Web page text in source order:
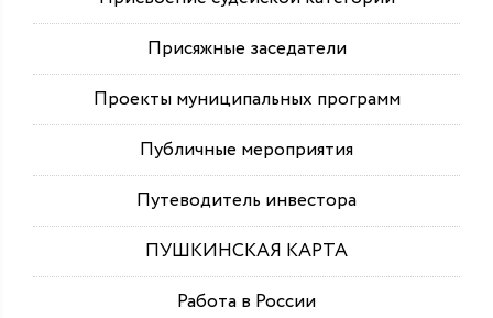
Присяжные заседатели
Проекты муниципальных программ
Публичные мероприятия
Путеводитель инвестора
ПУШКИНСКАЯ КАРТА
Работа в России